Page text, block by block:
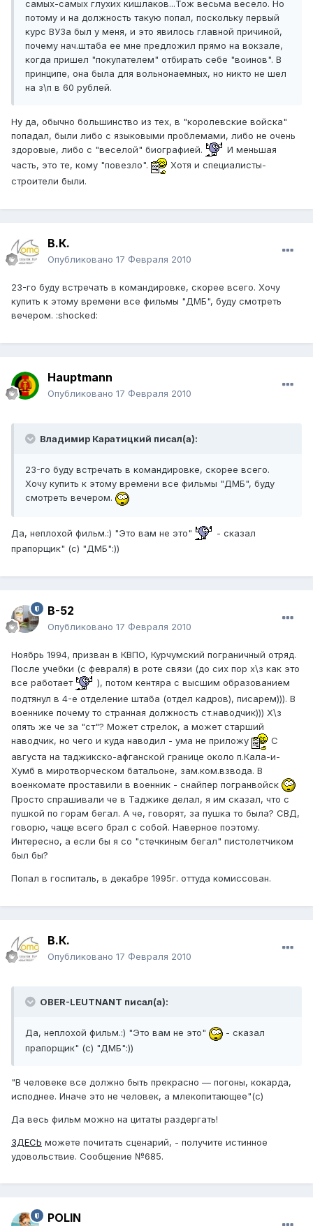
самых-самых глухих кишлаков...Тож весьма весело. Но
потому и на должность такую попал, поскольку первый
курс ВУЗа был у меня, и это явилось главной причиной,
почему нач.штаба ее мне предложил прямо на вокзале,
когда пришел "покупателем" отбирать себе "воинов". В
принципе, она была для вольнонаемных, но никто не шел
на з\п в 60 рублей.
Ну да, обычно большинство из тех, в "королевские войска"
попадал, были либо с языковыми проблемами, либо не очень
здоровые, либо с "веселой" биографией.
И меньшая
часть, это те, кому "повезло".
Хотя и специалисты-
строители были.
В.К.
Опубликовано 17 Февраля 2010
23-го буду встречать в командировке, скорее всего. Хочу
купить к этому времени все фильмы "ДМБ", буду смотреть
вечером. :shocked:
Hauptmann
Опубликовано 17 Февраля 2010
Владимир Каратицкий писал(а):
23-го буду встречать в командировке, скорее всего.
Хочу купить к этому времени все фильмы "ДМБ", буду
смотреть вечером.
Да, неплохой фильм.:) "Это вам не это"
- сказал
прапорщик" (с) "ДМБ":))
B-52
Опубликовано 17 Февраля 2010
Ноябрь 1994, призван в КВПО, Курчумский пограничный отряд.
После учебки (с февраля) в роте связи (до сих пор х\з как это
все работает
), потом кентяра с высшим образованием
подтянул в 4-е отделение штаба (отдел кадров), писарем))). В
военнике почему то странная должность ст.наводчик))) Х\з
опять же че за "ст"? Может стрелок, а может старший
наводчик, но чего и куда наводил - ума не приложу
С
августа на таджикско-афганской границе около п.Кала-и-
Хумб в миротворческом батальоне, зам.ком.взвода. В
военкомате проставили в военник - снайпер погранвойск
Просто спрашивали че в Таджике делал, я им сказал, что с
пушкой по горам бегал. А че, говорят, за пушка то была? СВД,
говорю, чаще всего брал с собой. Наверное поэтому.
Интересно, а если бы я со "стечкиным бегал" пистолетчиком
был бы?
Попал в госпиталь, в декабре 1995г. оттуда комиссован.
В.К.
Опубликовано 17 Февраля 2010
OBER-LEUTNANT писал(а):
Да, неплохой фильм.:) "Это вам не это"
- сказал
прапорщик" (с) "ДМБ":))
"В человеке все должно быть прекрасно — погоны, кокарда,
исподнее. Иначе это не человек, а млекопитающее"(с)
Да весь фильм можно на цитаты раздергать!
ЗДЕСЬ можете почитать сценарий, - получите истинное
удовольствие. Сообщение №685.
POLIN